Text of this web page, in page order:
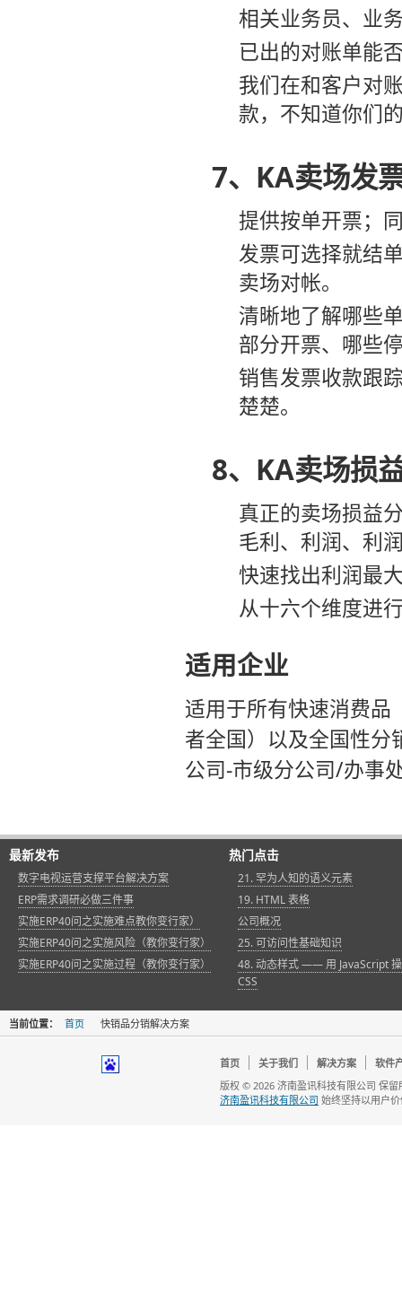
相关业务员、业
已出的对账单能
我们在和客户对
款，不知道你们
7、KA卖场发
提供按单开票；
发票可选择就结
卖场对帐。
清晰地了解哪些
部分开票、哪些
销售发票收款跟
楚楚。
8、KA卖场损
真正的卖场损益
毛利、利润、利
快速找出利润最
从十六个维度进
适用企业
适用于所有快速消费品
者全国）以及全国性
公司-市级分公司/办事
最新发布
数字电视运营支撑平台解决方案
ERP需求调研必做三件事
实施ERP40问之实施难点教你变行家）
实施ERP40问之实施风险（教你变行家）
实施ERP40问之实施过程（教你变行家）
热门点击
21. 罕为人知的语义元素
19. HTML 表格
公司概况
25. 可访问性基础知识
48. 动态样式 —— 用 JavaScript
CSS
当前位置： 首页 快销品分销解决方案
首页 关于我们 解决方案
软件
版权 © 2026 济南盈讯科技有限公司 保
济南盈讯科技有限公司 始终坚持以用户